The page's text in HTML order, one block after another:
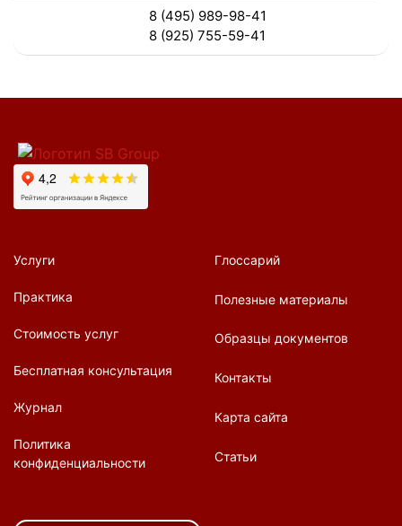
8 (495) 989-98-41
8 (925) 755-59-41
Услуги
Практика
Стоимость услуг
Бесплатная консультация
Журнал
Политика
конфиденциальности
Глоссарий
Полезные материалы
Образцы документов
Контакты
Карта сайта
Статьи